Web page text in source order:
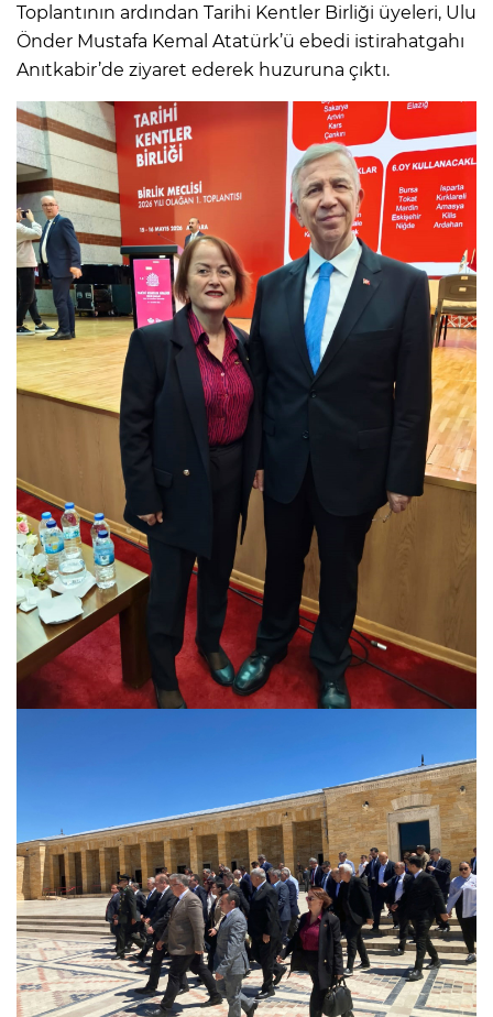
Toplantının ardından Tarihi Kentler Birliği üyeleri, Ulu
Önder Mustafa Kemal Atatürk’ü ebedi istirahatgahı
Anıtkabir’de ziyaret ederek huzuruna çıktı.